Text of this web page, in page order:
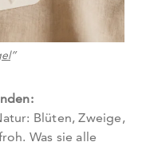
”
Blüten, Zweige,
Was sie alle